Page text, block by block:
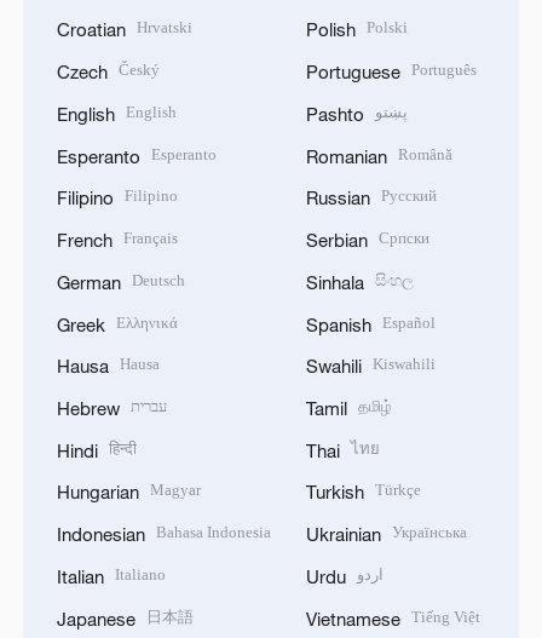
Croatian Hrvatski
Czech Český
English English
Esperanto Esperanto
Filipino Filipino
French Français
German Deutsch
Greek Ελληνικά
Hausa Hausa
Hebrew עברית
Hindi हिन्दी
Hungarian Magyar
Indonesian Bahasa Indonesia
Italian Italiano
Japanese 日本語
Polish Polski
Portuguese Português
Pashto پښتو
Romanian Română
Russian Русский
Serbian Српски
Sinhala සිංහල
Spanish Español
Swahili Kiswahili
Tamil தமிழ்
Thai ไทย
Turkish Türkçe
Ukrainian Українська
Urdu اردو
Vietnamese Tiếng Việt